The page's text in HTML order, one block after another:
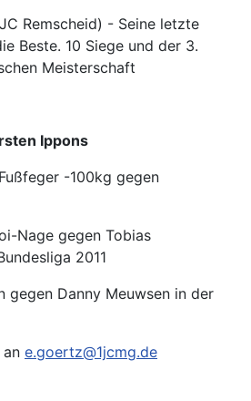
Remscheid) - Seine letzte
Beste. 10 Siege und der 3.
Meisterschaft
Ippons
-100kg gegen
Nage gegen Tobias
2011
gegen Danny Meuwsen in der
e.goertz@1jcmg.de